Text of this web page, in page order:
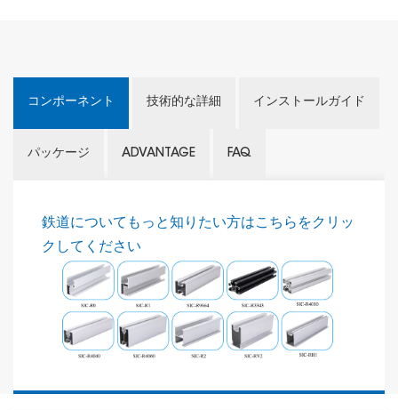
コンポーネント 技術的な詳細 インストールガイド
パッケージ ADVANTAGE FAQ
鉄道についてもっと知りたい方はこちらをクリッ
クしてください